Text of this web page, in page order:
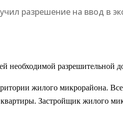
разрешение на ввод в
необходимой
жилого микрорайона.
квартиры. Застройщик жилого